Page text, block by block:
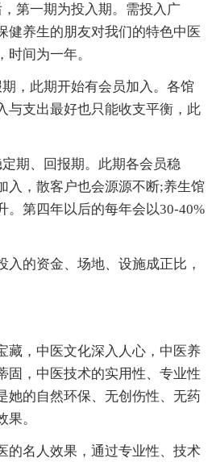
第一期为投入期。需投入广
健养生的朋友对我们的特色中医
间为一年。
，此期开始有会员加入。各馆
与支出最好也只能收支平衡，此
期、回报期。此期各会员稳
入，散客户也会源源不断;养生馆
。第四年以后的每年会以30-40%
入的资金、场地、设施成正比，
藏，中医文化深入人心，中医养
固，中医技术的实用性、专业性
她的自然环保、无创伤性、无药
。
的名人效果，通过专业性、技术